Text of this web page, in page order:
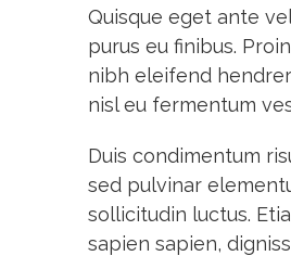
Quisque eget ante
purus eu finibus.
nibh eleifend
nisl eu fermentum
Duis condimentum
sed pulvinar
sollicitudin luctus.
sapien sapien,